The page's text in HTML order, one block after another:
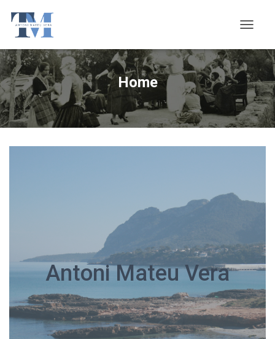
A
N
V
I
A
L
A
A
Home
Antoni Mateu Vera